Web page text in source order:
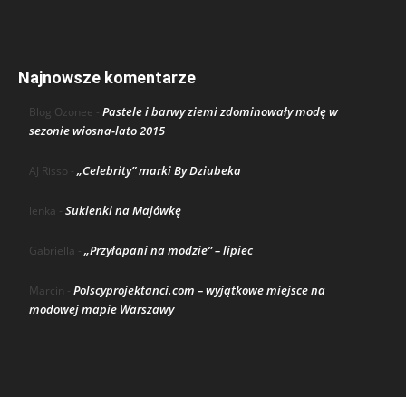
Najnowsze komentarze
Blog Ozonee - Pastele i barwy ziemi zdominowały modę w
sezonie wiosna-lato 2015
AJ Risso - „Celebrity” marki By Dziubeka
lenka - Sukienki na Majówkę
Gabriella - „Przyłapani na modzie” – lipiec
Marcin - Polscyprojektanci.com – wyjątkowe miejsce na
modowej mapie Warszawy